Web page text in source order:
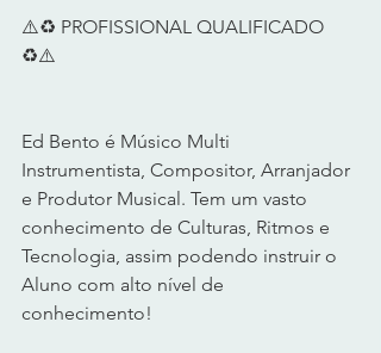
⚠️♻️ PROFISSIONAL QUALIFICADO
♻️⚠️
Ed Bento é Músico Multi
Instrumentista, Compositor, Arranjador
e Produtor Musical. Tem um vasto
conhecimento de Culturas, Ritmos e
Tecnologia, assim podendo instruir o
Aluno com alto nível de
conhecimento!